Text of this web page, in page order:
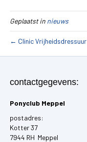
Geplaatst in nieuws
← Clinic Vrijheidsdressuur
contactgegevens:
Ponyclub Meppel
postadres:
Kotter 37
7944 RH Meppel